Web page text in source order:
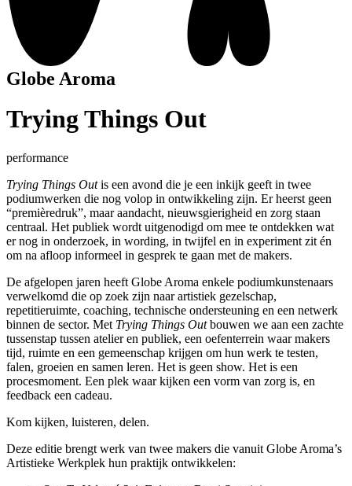
Globe Aroma
Trying Things Out
performance
Trying Things Outis een avond die je een inkijk geeft in twee
podiumwerken die nog volop in ontwikkeling zijn. Er heerst geen
“premièredruk”, maar aandacht, nieuwsgierigheid en zorg staan
centraal. Het publiek wordt uitgenodigd om mee te ontdekken wat
er nog in onderzoek, in wording, in twijfel en in experiment zit én
om na afloop informeel in gesprek te gaan met de makers.
De afgelopen jaren heeft Globe Aroma enkele podiumkunstenaars
verwelkomd die op zoek zijn naar artistiek gezelschap,
repetitieruimte, coaching, technische ondersteuning en een netwerk
binnen de sector. Met Trying Things Outbouwen we aan een zachte
tussenstap tussen atelier en publiek, een oefenterrein waar makers
tijd, ruimte en een gemeenschap krijgen om hun werk te testen,
falen, groeien en samen leren. Het is geen show. Het is een
procesmoment. Een plek waar kijken een vorm van zorg is, en
feedback een cadeau.
Kom kijken, luisteren, delen.
Deze editie brengt werk van twee makers die vanuit Globe Aroma’s
Artistieke Werkplek hun praktijk ontwikkelen: